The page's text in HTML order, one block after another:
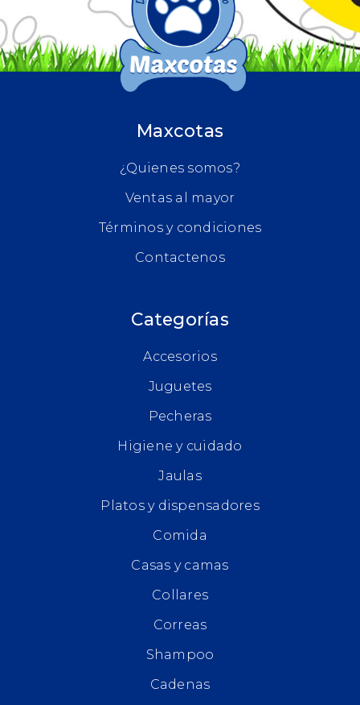
Maxcotas
¿Quienes somos?
Ventas al mayor
Términos y condiciones
Contactenos
Categorías
Accesorios
Juguetes
Pecheras
Higiene y cuidado
Jaulas
Platos y dispensadores
Comida
Casas y camas
Collares
Correas
Shampoo
Cadenas